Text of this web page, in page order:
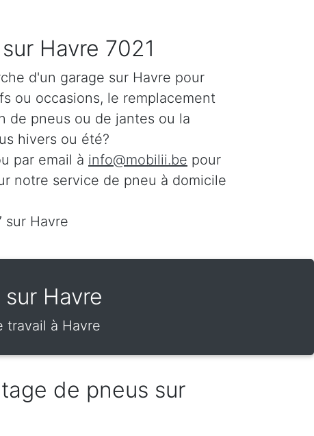
Havre 7021
d'un garage sur Havre pour
ou occasions, le remplacement
de pneus ou de jantes ou la
hivers ou été?
par email à info@mobilii.be pour
notre service de pneu à domicile
sur Havre
Havre
travail à Havre
de pneus sur